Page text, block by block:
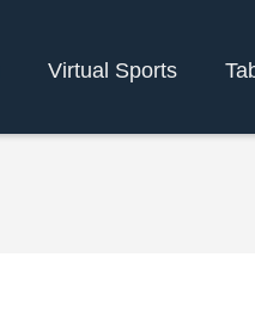
Virtual Sports